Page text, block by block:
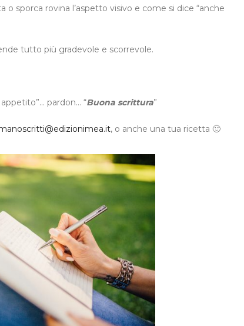
o sporca rovina l’aspetto visivo e come si dice “anche
tutto più gradevole e scorrevole.
pardon… “Buona scrittura”
, o anche una tua ricetta 🙂